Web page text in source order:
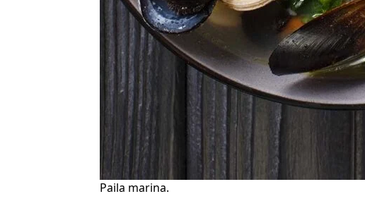
Paila marina.